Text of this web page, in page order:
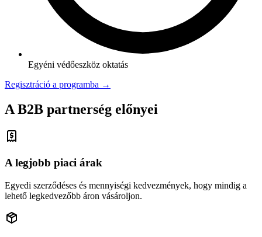
Egyéni védőeszköz oktatás
Regisztráció a programba →
A B2B partnerség előnyei
A legjobb piaci árak
Egyedi szerződéses és mennyiségi kedvezmények, hogy mindig a
lehető legkedvezőbb áron vásároljon.